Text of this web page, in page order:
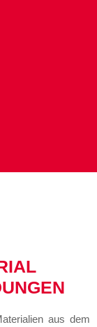
aus dem